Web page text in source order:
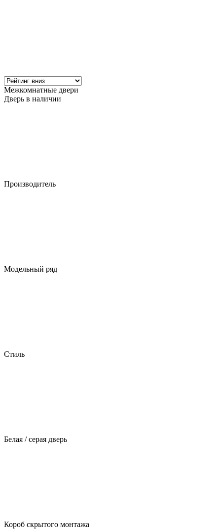
Межкомнатные двери
Дверь в наличии
Производитель
Модельный ряд
Стиль
Белая / серая дверь
Короб скрытого монтажа